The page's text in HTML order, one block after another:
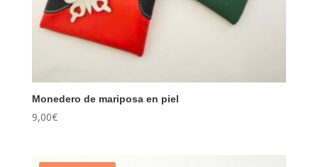
Monedero de mariposa en piel
9,00€